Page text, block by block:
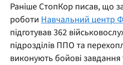
Раніше СтопКор писав, що за
роботи Навчальний центр
підготував 362
підрозділів ППО та
виконують бойові завдання